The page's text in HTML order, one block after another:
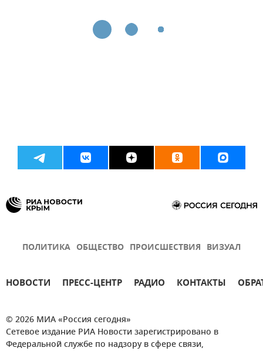
ПОЛИТИКА ОБЩЕСТВО ПРОИСШЕСТВИЯ ВИЗУАЛ
НОВОСТИ ПРЕСС-ЦЕНТР РАДИО КОНТАКТЫ
© 2026 МИА «Россия сегодня»
Сетевое издание РИА Новости зарегистрировано в
Федеральной службе по надзору в сфере связи,